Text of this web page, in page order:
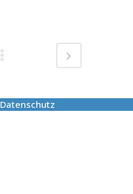
Datenschutz